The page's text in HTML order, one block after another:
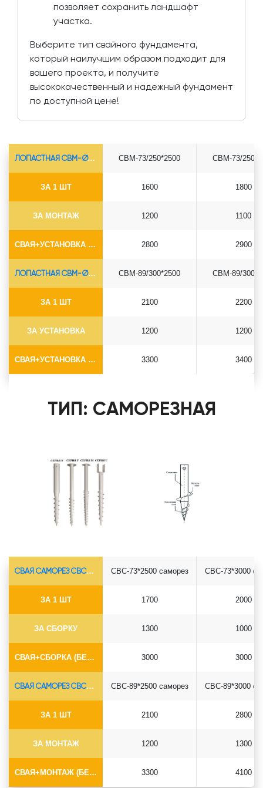
позволяет сохранить ландшафт
участка.
Выберите тип свайного фундамента,
который наилучшим образом подходит для
вашего проекта, и получите
высококачественный и надежный фундамент
по доступной цене!
ЛОПАСТНАЯ СВМ-Ø73*5.5
ЗА 1 ШТ
ЗА МОНТАЖ
СВАЯ+УСТАНОВКА (БЕЗ ОГОЛОВКА)
СВМ-73/250*2500
1600
1200
2800
СВМ-73/
1800
1100
2900
ЛОПАСТНАЯ СВМ-Ø89*6.5
ЗА 1 ШТ
ЗА УСТАНОВКА
СВАЯ+УСТАНОВКА (БЕЗ ОГОЛОВКА)
СВМ-89/300*2500
2100
1200
3300
СВМ-89/
2200
1200
3400
ТИП: САМОРЕЗНАЯ
СВАЯ САМОРЕЗ СВС-Ø73*5.5
ЗА 1 ШТ
ЗА СБОРКУ
СВАЯ+СБОРКА (БЕЗ ОГОЛОВКА)
СВС-73*2500 саморез
1700
1300
3000
СВС-73*3000
2000
1000
3000
СВАЯ САМОРЕЗ СВС-Ø89*6.5
ЗА 1 ШТ
ЗА МОНТАЖ
СВАЯ+МОНТАЖ (БЕЗ ОГОЛОВКА)
СВС-89*2500 саморез
2100
1200
3300
СВС-89*3000
2800
1300
4100